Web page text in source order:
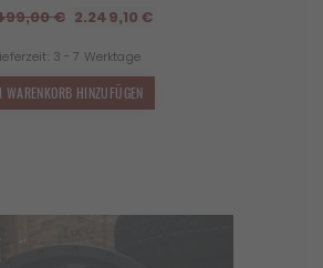
€ Ursprünglicher
war:
2.499,00 €
2.249,10€Aktueller
3 - 7 Werktage
WARENKORB HINZUFÜGEN